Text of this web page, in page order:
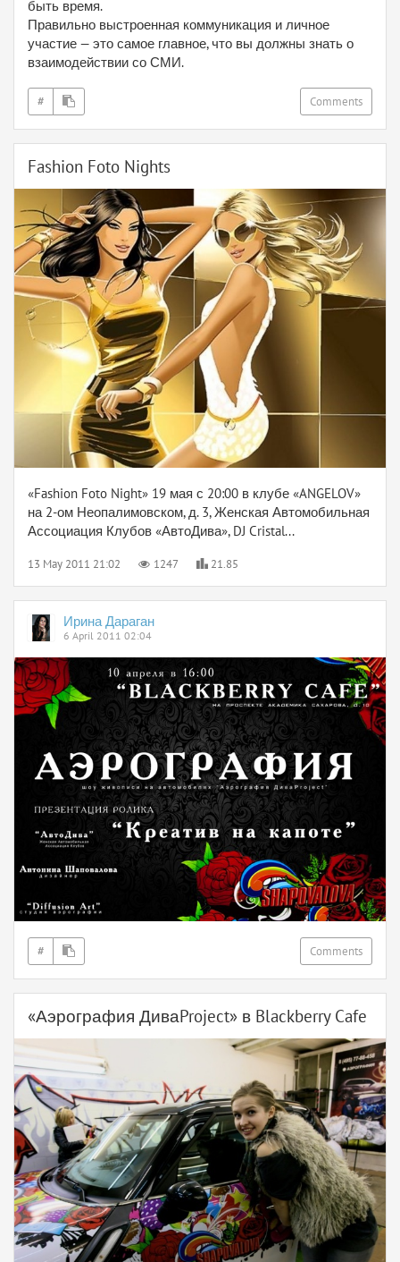
быть время.
Правильно выстроенная коммуникация и личное
участие — это самое главное, что вы должны знать о
взаимодействии со СМИ.
# Comments
Fashion Foto Nights
«Fashion Foto Night» 19 мая с 20:00 в клубе «ANGELOV»
на 2-ом Неопалимовском, д. 3, Женская Автомобильная
Ассоциация Клубов «АвтоДива», DJ Cristal...
13 May 2011 21:02 1247 21.85
Ирина Дараган
6 April 2011 02:04
# Comments
«Аэрография ДиваProject» в Blackberry Cafe